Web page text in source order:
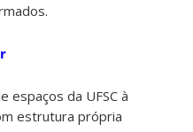
espaços da UFSC à
estrutura própria